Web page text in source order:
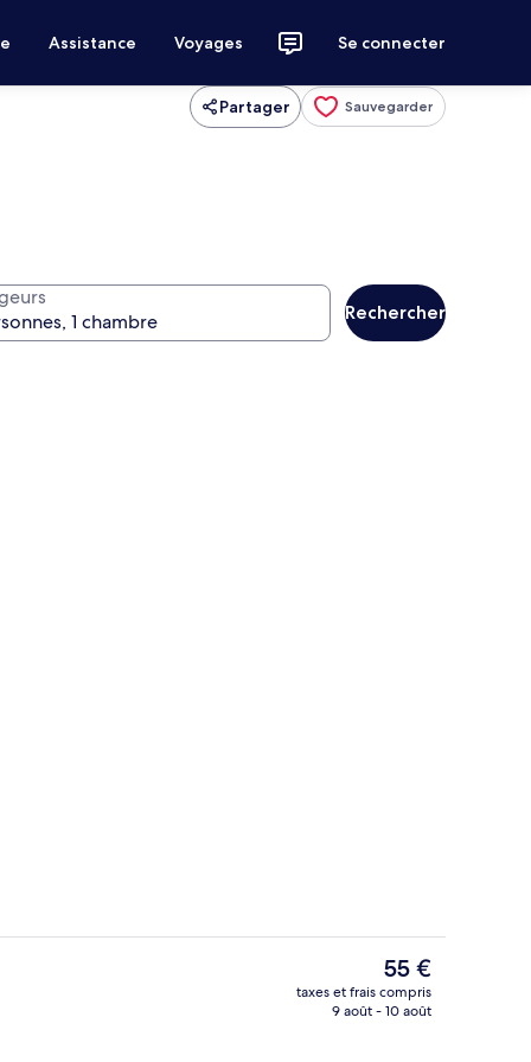
Assistance Voyages Se connecter
Partager Sauvegarder
Rechercher
Le
prix
actuel
55 €
taxes et frais compris
9 août - 10 août